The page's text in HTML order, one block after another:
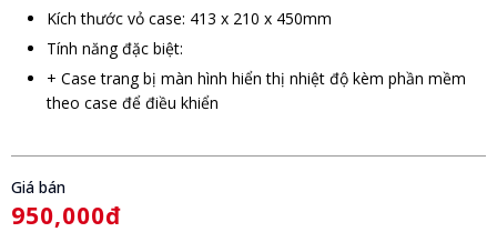
Kích thước vỏ case: 413 x 210 x 450mm
Tính năng đặc biệt:
+ Case trang bị màn hình hiển thị nhiệt độ kèm phần mềm
theo case để điều khiển
Giá bán
950,000đ